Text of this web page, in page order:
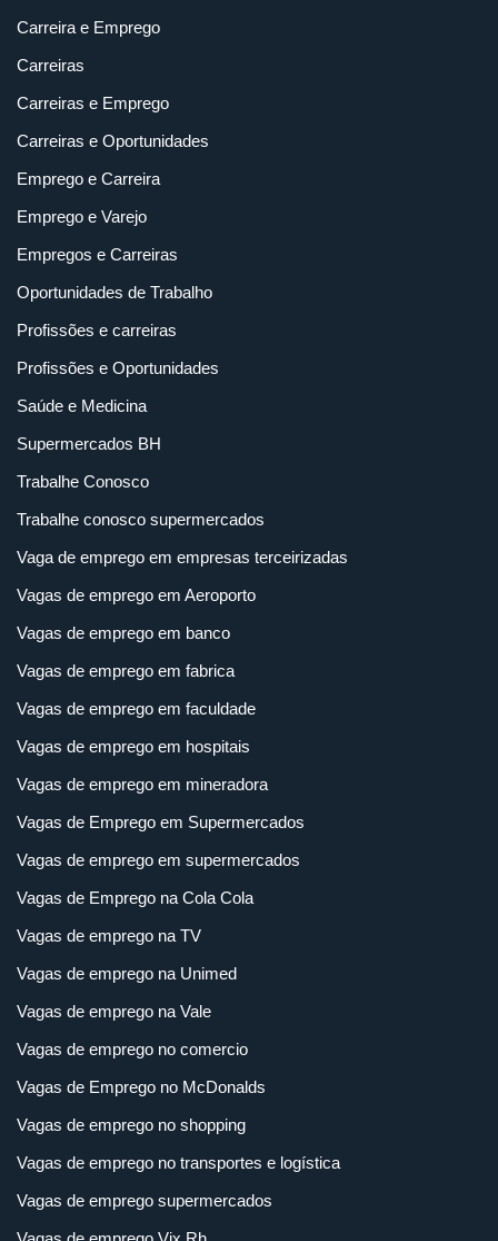
Carreira e Emprego
Carreiras
Carreiras e Emprego
Carreiras e Oportunidades
Emprego e Carreira
Emprego e Varejo
Empregos e Carreiras
Oportunidades de Trabalho
Profissões e carreiras
Profissões e Oportunidades
Saúde e Medicina
Supermercados BH
Trabalhe Conosco
Trabalhe conosco supermercados
Vaga de emprego em empresas terceirizadas
Vagas de emprego em Aeroporto
Vagas de emprego em banco
Vagas de emprego em fabrica
Vagas de emprego em faculdade
Vagas de emprego em hospitais
Vagas de emprego em mineradora
Vagas de Emprego em Supermercados
Vagas de emprego em supermercados
Vagas de Emprego na Cola Cola
Vagas de emprego na TV
Vagas de emprego na Unimed
Vagas de emprego na Vale
Vagas de emprego no comercio
Vagas de Emprego no McDonalds
Vagas de emprego no shopping
Vagas de emprego no transportes e logística
Vagas de emprego supermercados